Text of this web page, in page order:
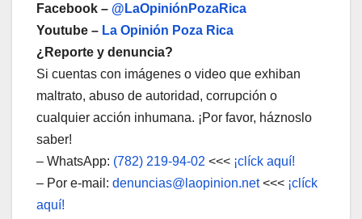
Facebook – @LaOpiniónPozaRica
Youtube – La Opinión Poza Rica
¿Reporte y denuncia?
Si cuentas con imágenes o video que exhiban
maltrato, abuso de autoridad, corrupción o
cualquier acción inhumana. ¡Por favor, háznoslo
saber!
– WhatsApp: (782) 219-94-02 <<< ¡clíck aquí!
– Por e-mail: denuncias@laopinion.net<<< ¡clíck
aquí!